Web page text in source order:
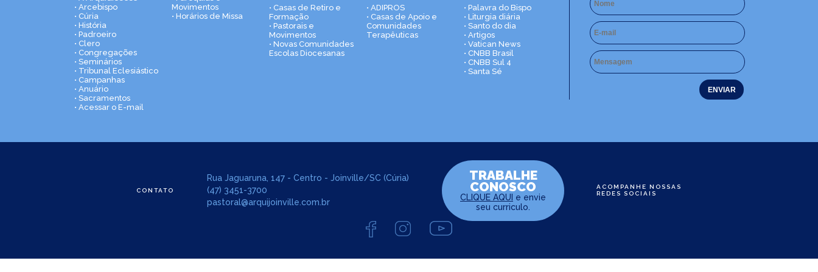
• Arcebispo
• Cúria
• História
• Padroeiro
• Clero
• Congregações
• Seminários
• Tribunal Eclesiástico
• Campanhas
• Anuário
• Sacramentos
• Acessar o E-mail
Movimentos
• Horários de Missa
• Casas de Retiro e
Formação
• Pastorais e
Movimentos
• Novas Comunidades
Escolas Diocesanas
• ADIPROS
• Casas de Apoio e
Comunidades
Terapêuticas
• Palavra do Bispo
• Liturgia diária
• Santo do dia
• Artigos
• Vatican News
• CNBB Brasil
• CNBB Sul 4
• Santa Sé
CONTATO
Rua Jaguaruna, 147 - Centro - Joinville/SC (Cúria)
(47) 3451-3700
pastoral@arquijoinville.com.br
TRABALHE
CONOSCO
CLIQUE AQUI e envie
seu curriculo.
ACOMPANHE NOSSAS
REDES SOCIAIS